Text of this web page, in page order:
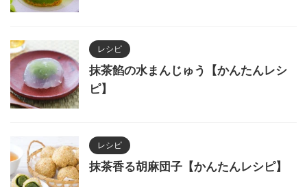
レシピ
抹茶餡の水まんじゅう【かんたんレシ
ピ】
レシピ
抹茶香る胡麻団子【かんたんレシピ】